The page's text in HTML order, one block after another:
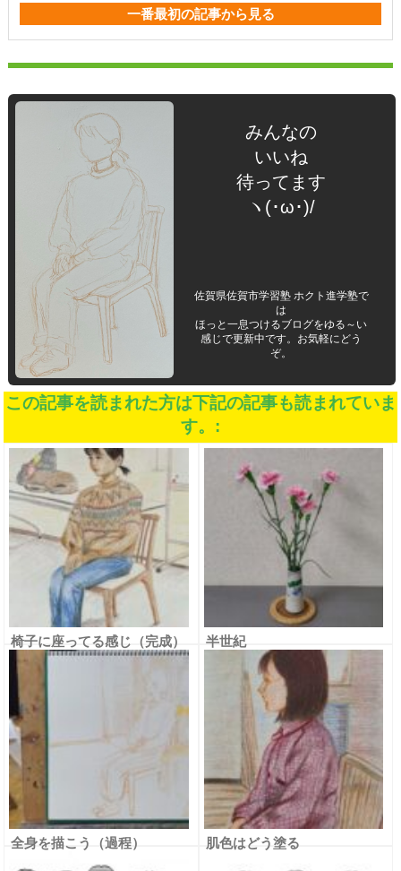
一番最初の記事から見る
みんなの
いいね
待ってます
ヽ(･ω･)/
佐賀県佐賀市学習塾 ホクト進学塾で
は
ほっと一息つけるブログをゆる～い
感じで更新中です。お気軽にどう
ぞ。
この記事を読まれた方は下記の記事も読まれていま
す。:
椅子に座ってる感じ（完成） 半世紀
全身を描こう（過程） 肌色はどう塗る